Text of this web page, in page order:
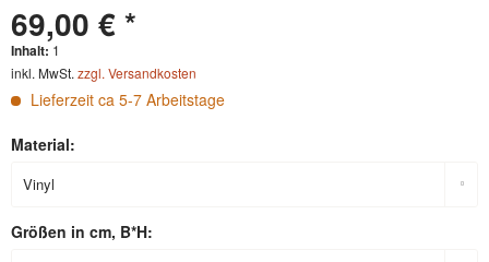
69,00 € *
Inhalt: 1
inkl. MwSt. zzgl. Versandkosten
Lieferzeit ca 5-7 Arbeitstage
Material:
Größen in cm, B*H: